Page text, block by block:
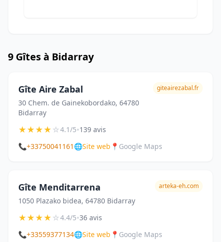
9 Gîtes à Bidarray
Gîte Aire Zabal
30 Chem. de Gainekobordako, 64780
Bidarray
giteairezabal.fr
★★★★☆4.1/5•139 avis
📞+33750041161 🌐Site web 📍 Google Maps
Gîte Menditarrena
1050 Plazako bidea, 64780 Bidarray
arteka-eh.com
★★★★☆4.4/5•36 avis
📞+33559377134🌐Site web 📍 Google Maps